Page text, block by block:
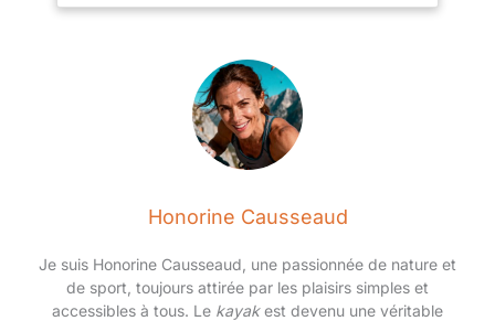
dotés de roulements en acier au
sont livrées avec des roues à
rebond élevé de 58 mm x 32
mm, dureté 80A, offrant un
excellent amortissement. Parfait
pour exécuter des mouvements
artistiques et rythmiques et
l'intérieur : nos patins à
roulettes BTFL sont parfaits
et en intérieur, ce qui les rend
parfaits pour le patinage
récréatif, les patinoires, les
promenades et les rues. Ayez
Honorine Causseaud
Je suis Honorine Causseaud, une passionnée de nature et
de sport, toujours attirée par les plaisirs simples et
accessibles à tous. Le kayakest devenu une véritable